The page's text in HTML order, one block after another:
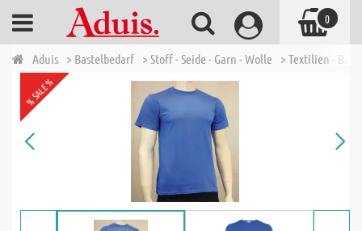
Aduis > Bastelbedarf > Stoff - Seide - Garn - Wolle > Textilien -
% SALE %
0